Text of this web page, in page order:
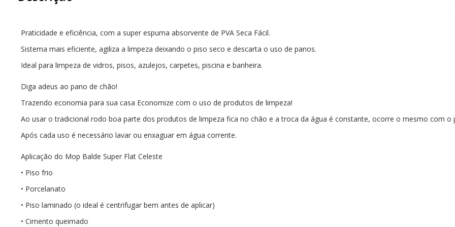
Praticidade e eficiência, com a super espuma absorvente de PVA Seca Fácil.
Sistema mais eficiente, agiliza a limpeza deixando o piso seco e descarta o uso de panos.
Ideal para limpeza de vidros, pisos, azulejos, carpetes, piscina e banheira.
Diga adeus ao pano de chão!
Trazendo economia para sua casa Economize com o uso de produtos de limpeza!
Ao usar o tradicional rodo boa parte dos produtos de limpeza fica no chão e a troca da água é constante, ocorre o mesmo com o
Após cada uso é necessário lavar ou enxaguar em água corrente.
Aplicação do Mop Balde Super Flat Celeste
• Piso frio
• Porcelanato
• Piso laminado (o ideal é centrifugar bem antes de aplicar)
• Cimento queimado